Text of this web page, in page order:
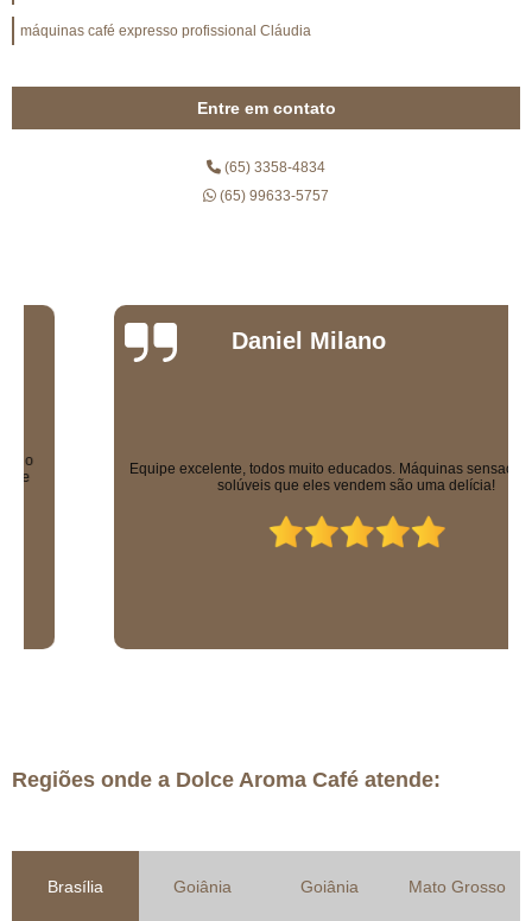
máquinas café expresso profissional Cláudia
Entre em contato
(65) 3358-4834
(65) 99633-5757
Daniel Milano
Equipe excelente, todos muito educados. Máquinas sensacionais e os
solúveis que eles vendem são uma delícia!
Regiões onde a Dolce Aroma Café atende:
Brasília Goiânia Goiânia Mato Grosso